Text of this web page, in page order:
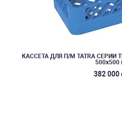
КАССЕТА ДЛЯ П/М TATRA СЕРИИ
500х500
382 000